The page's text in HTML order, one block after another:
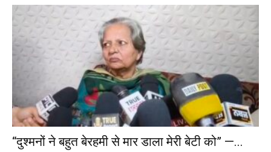
“दुश्मनों ने बहुत बेरहमी से मार डाला मेरी बेटी को” —...